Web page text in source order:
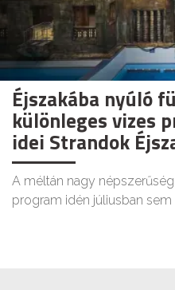
Éjszakába nyúló
különleges vizes
idei Strandok
A méltán nagy
program idén júliusban sem